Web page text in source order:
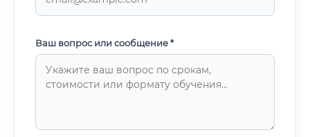
Ваш вопрос или сообщение *